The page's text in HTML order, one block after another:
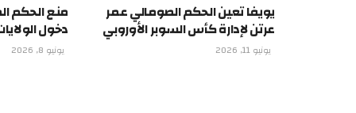
يويفا تعين الحكم الصومالي عمر
عرتن لإدارة كأس السوبر الأوروبي
يونيو 11, 2026
منع الحكم
دخول
يونيو 8, 2026